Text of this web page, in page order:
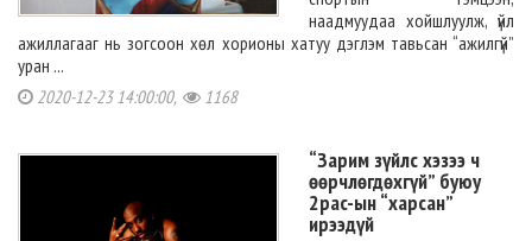
наадмуудаа хойшлуулж, үйл
ажиллагааг нь зогсоон хөл хорионы хатуу дэглэм тавьсан “ажилгүй”
уран ...
2020-12-23 14:00:00, 1168
“Зарим зүйлс хэзээ ч
өөрчлөгдөхгүй” буюу
2pac-ын “харсан”
ирээдүй